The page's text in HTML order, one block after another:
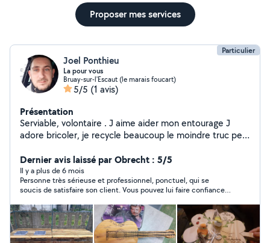
Proposer mes services
Particulier
Joel Ponthieu
La pour vous
Bruay-sur-l'Escaut (le marais foucart)
5/5 (1 avis)
Présentation
Serviable, volontaire . J aime aider mon entourage J
adore bricoler, je recycle beaucoup le moindre truc peu
me contacté si je peu aider... Désolé à ceux qui me
contact mais je n ai pas l abonnements donc je peux
pas repondre
Dernier avis laissé par Obrecht : 5/5
Il y a plus de 6 mois
Personne très sérieuse et professionnel, ponctuel, qui se
soucis de satisfaire son client. Vous pouvez lui faire confiance
de faire appel à vous pour mes futurs projets